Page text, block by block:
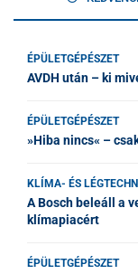
ÉPÜLETGÉPÉSZET
AVDH után – ki
ÉPÜLETGÉPÉSZET
»Hiba nincs« –
KLÍMA- ÉS
A Bosch beleáll a
klímapiacért
ÉPÜLETGÉPÉSZET